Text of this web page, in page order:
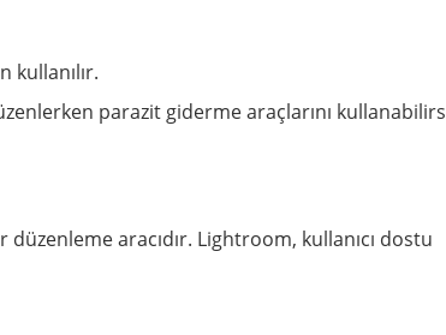
kullanılır.
parazit giderme araçlarını
aracıdır. Lightroom, kullanıcı dostu